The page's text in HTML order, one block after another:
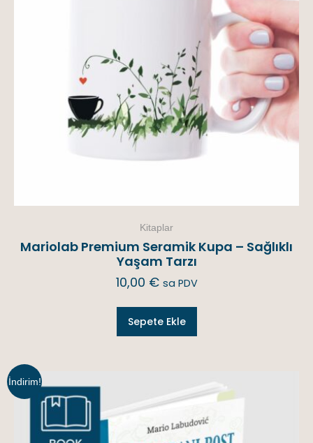
Kitaplar
Mariolab Premium Seramik Kupa – Sağlıklı
Yaşam Tarzı
10,00 € sa PDV
Sepete Ekle
İndirim!